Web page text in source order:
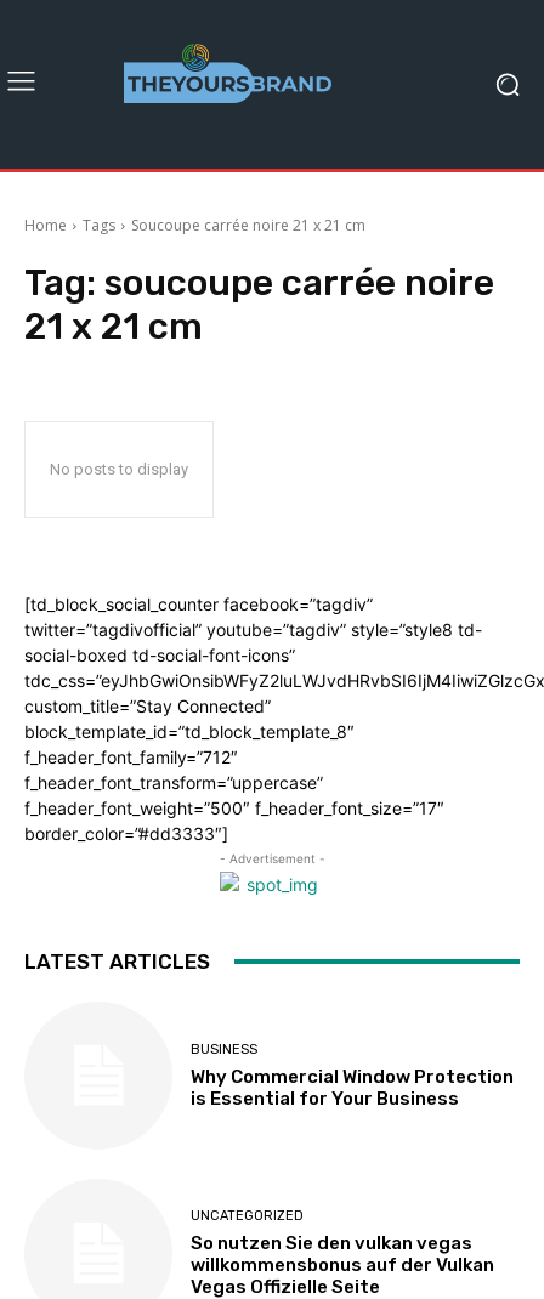
Home Tags Soucoupe carrée noire 21 x 21 cm
Tag: soucoupe carrée noire
21 x 21 cm
No posts to display
[td_block_social_counter facebook=”tagdiv”
twitter=”tagdivofficial” youtube=”tagdiv” style=”style8 td-
social-boxed td-social-font-icons”
custom_title=”Stay Connected”
block_template_id=”td_block_template_8″
f_header_font_family=”712″
f_header_font_transform=”uppercase”
f_header_font_weight=”500″ f_header_font_size=”17″
border_color=”#dd3333″]
- Advertisement -
LATEST ARTICLES
BUSINESS
Why Commercial Window Protection
is Essential for Your Business
UNCATEGORIZED
So nutzen Sie den vulkan vegas
willkommensbonus auf der Vulkan
Vegas Offizielle Seite